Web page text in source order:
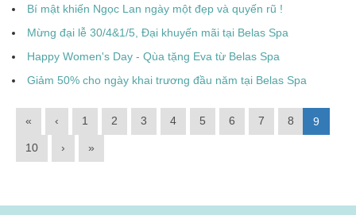
Bí mật khiến Ngọc Lan ngày một đẹp và quyến rũ !
Mừng đại lễ 30/4&1/5, Đại khuyến mãi tại Belas Spa
Happy Women's Day - Qùa tặng Eva từ Belas Spa
Giảm 50% cho ngày khai trương đầu năm tại Belas Spa
« ‹ 1 2 3 4 5 6 7 8 9
10 › »